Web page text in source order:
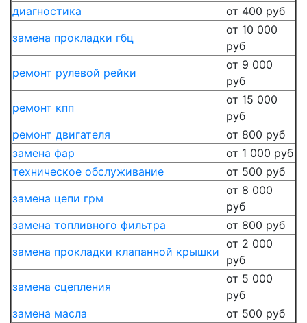
диагностика
от 400 руб
замена прокладки гбц
от 10 000
руб
ремонт рулевой рейки
от 9 000
руб
ремонт кпп
от 15 000
руб
ремонт двигателя
от 800 руб
замена фар
от 1 000 руб
техническое обслуживание
от 500 руб
замена цепи грм
от 8 000
руб
замена топливного фильтра
от 800 руб
замена прокладки клапанной крышки
от 2 000
руб
замена сцепления
от 5 000
руб
замена масла
от 500 руб